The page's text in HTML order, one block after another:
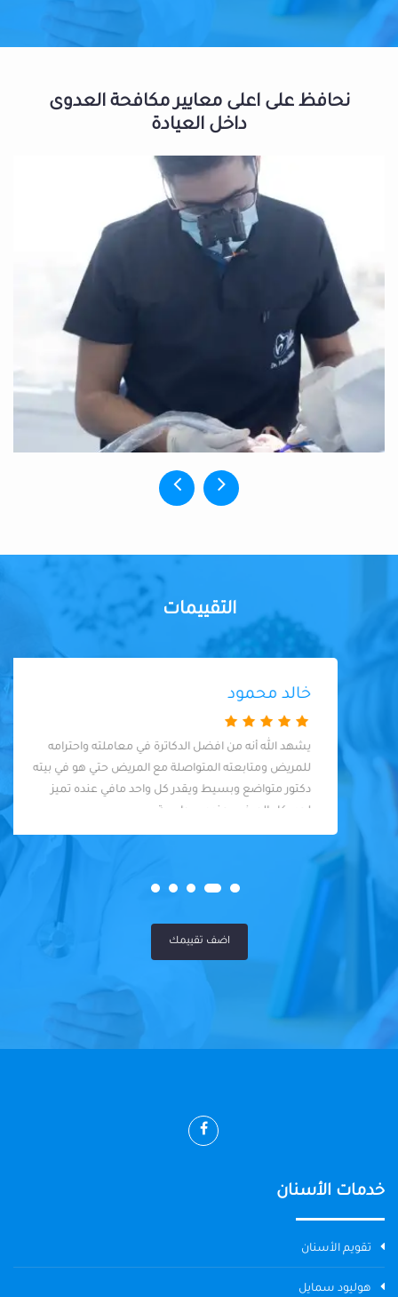
نحافظ على اعلى معايير مكافحة العدوى
داخل العيادة
التقييمات
خالد محمود
يشهد الله أنه من افضل الدكاترة في معاملته واحترامه
للمريض ومتابعته المتواصلة مع المريض حتي هو في بيته
دكتور متواضع وبسيط ويقدر كل واحد مافي عنده تميز
لحد. كل المرضى عنده سواسية
اضف تقييمك
خدمات الأسنان
تقويم الأسنان
هوليود سمايل